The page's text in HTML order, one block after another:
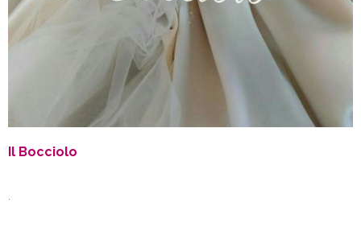
Il Bocciolo